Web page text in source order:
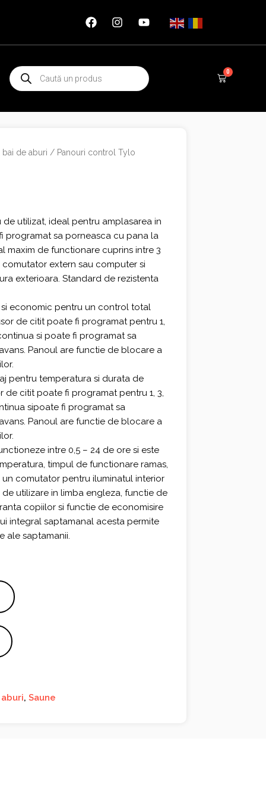
Products
search
0
Cart
de aburi / Panouri control Tylo
utilizat, ideal pentru amplasarea in
programat sa porneasca cu pana la
maxim de functionare cuprins intre 3
extern sau computer si
exterioara. Standard de rezistenta
economic pentru un control total
de citit poate fi programat pentru 1,
si poate fi programat sa
Panoul are functie de blocare a
pentru temperatura si durata de
de citit poate fi programat pentru 1, 3,
sipoate fi programat sa
Panoul are functie de blocare a
intre 0,5 – 24 de ore si este
timpul de functionare ramas,
comutator pentru iluminatul interior
utilizare in limba engleza, functie de
copiilor si functie de economisire
integral saptamanal acesta permite
ale saptamanii.
,Saune